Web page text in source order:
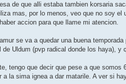
de que alli estaba tambien korsaria
mas, por lo menos, veo que no soy
accion para que llame mi atencion.
se va a quedar una buena
de Uldum (pvp radical donde los haya),
tengo que decir que pese a que
a la sima ignea a dar matarile. A ver si